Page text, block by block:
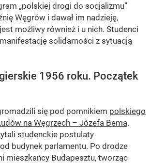
„polskiej drogi do socjalizmu”
Węgrów i dawał im nadzieję,
możliwy również i u nich. Studenci
solidarności z sytuacją
1956 roku. Początek
się pod pomnikiem polskiego
na Węgrzech – Józefa Bema.
studenckie postulaty
budynek parlamentu. Po drodze
mieszkańcy Budapesztu, tworząc